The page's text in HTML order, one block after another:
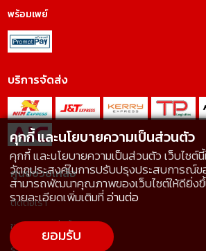
พร้อมเพย์
บริการจัดส่ง
ศูนย์ช่วยเหลือ
ติดต่อเรา
ขอราคาและสั่งซื้อสินค้า
คุกกี้ และนโยบายความเป็นส่วนตัว
คุกกี้ และนโยบายความเป็นส่วนตัว เว็บไซต์
วัตถุประสงค์ในการปรับปรุงประสบการณ์ข
สามารถพัฒนาคุณภาพของเว็บไซต์ให้ดียิ่ง
รายละเอียดเพิ่มเติมที่อ่านต่อ
ยอมรับ